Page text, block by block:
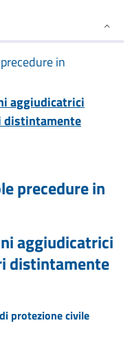
in
aggiudicatrici
distintamente
precedure in
aggiudicatrici
distintamente
protezione civile